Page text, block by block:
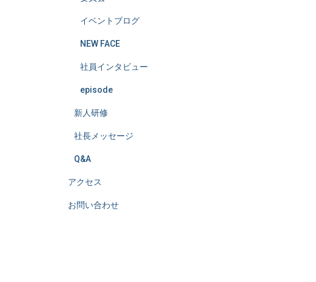
イベントブログ
NEW FACE
社員インタビュー
episode
新人研修
社長メッセージ
Q&A
アクセス
お問い合わせ